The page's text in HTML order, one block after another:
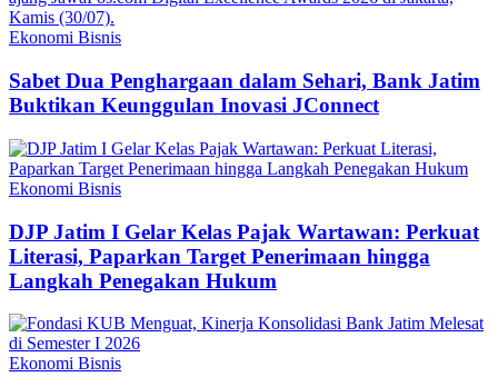
Ekonomi Bisnis
Sabet Dua Penghargaan dalam Sehari, Bank Jatim
Buktikan Keunggulan Inovasi JConnect
Ekonomi Bisnis
DJP Jatim I Gelar Kelas Pajak Wartawan: Perkuat
Literasi, Paparkan Target Penerimaan hingga
Langkah Penegakan Hukum
Ekonomi Bisnis